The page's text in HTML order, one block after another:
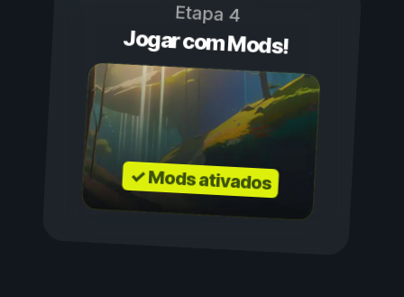
Etapa 4
Jogar com Mods!
✓ Mods ativados